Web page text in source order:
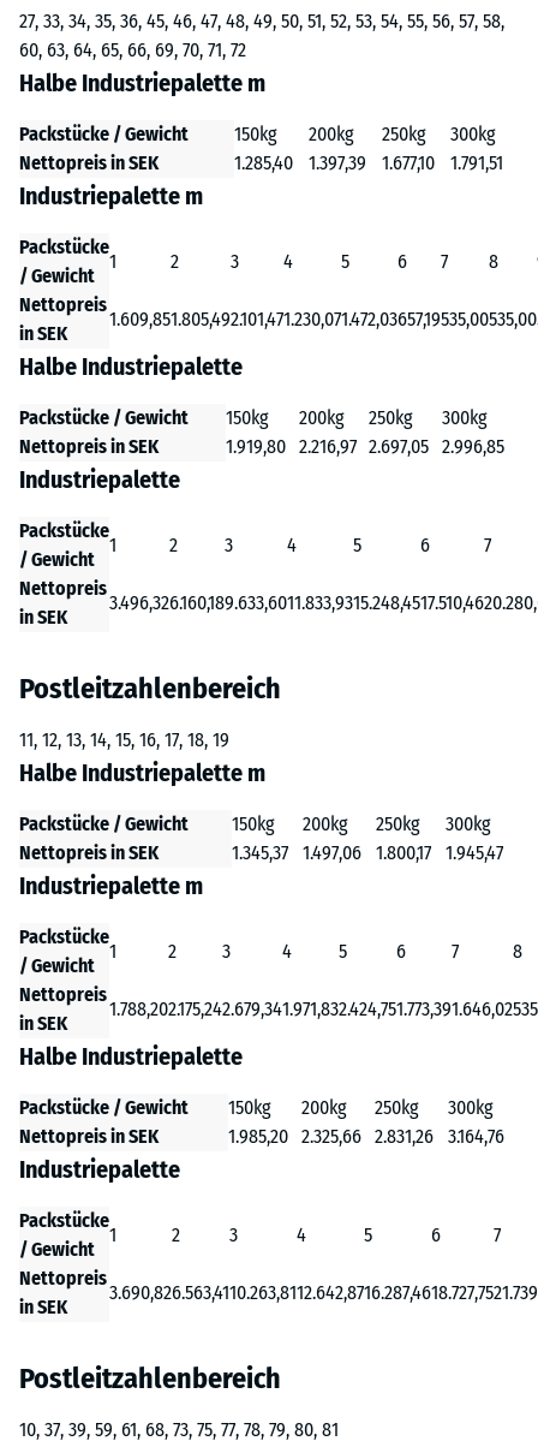
27, 33, 34, 35, 36, 45, 46, 47, 48, 49, 50, 51, 52, 53, 54, 55, 56, 57, 58,
60, 63, 64, 65, 66, 69, 70, 71, 72
Halbe Industriepalette m
Packstücke / Gewicht 150kg 200kg 250kg
300kg
Nettopreis in SEK
1.285,40 1.397,39 1.677,10 1.791,51
Industriepalette m
Packstücke
/ Gewicht
1 2 3 4 5 6 7 8
Nettopreis
in SEK
1.609,851.805,492.101,471.230,071.472,03657,19535,00535,00
Halbe Industriepalette
Packstücke / Gewicht 150kg 200kg 250kg
300kg
Nettopreis in SEK
1.919,80 2.216,97 2.697,05 2.996,85
Industriepalette
Packstücke
/ Gewicht
1 2 3 4 5 6
7
Nettopreis
in SEK
3.496,326.160,189.633,6011.833,9315.248,4517.510,46
Postleitzahlenbereich
11, 12, 13, 14, 15, 16, 17, 18, 19
Halbe Industriepalette m
Packstücke / Gewicht 150kg 200kg 250kg
300kg
Nettopreis in SEK
1.345,37 1.497,06 1.800,17 1.945,47
Industriepalette m
Packstücke
/ Gewicht
1 2 3 4 5 6 7
8
Nettopreis
in SEK
1.788,202.175,242.679,341.971,832.424,751.773,391.646,02
Halbe Industriepalette
Packstücke / Gewicht 150kg 200kg 250kg
300kg
Nettopreis in SEK
1.985,20 2.325,66 2.831,26 3.164,76
Industriepalette
Packstücke
/ Gewicht
1 2 3 4 5 6
7
Nettopreis
in SEK
3.690,826.563,4110.263,8112.642,8716.287,4618.727,75
Postleitzahlenbereich
10, 37, 39, 59, 61, 68, 73, 75, 77, 78, 79, 80, 81